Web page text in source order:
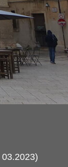
03.2023)